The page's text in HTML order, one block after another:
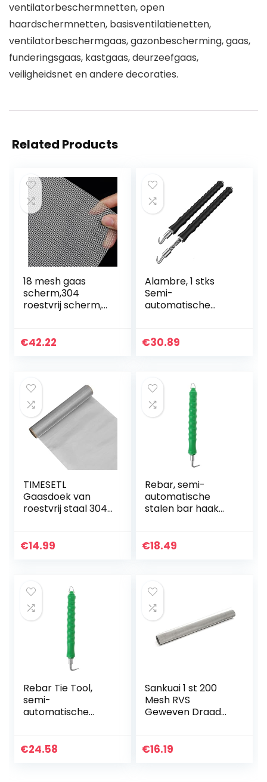
ventilatorbeschermnetten, open
haardschermnetten, basisventilatienetten,
ventilatorbeschermgaas, gazonbescherming, gaas,
funderingsgaas, kastgaas, deurzeefgaas,
veiligheidsnet en andere decoraties.
Related Products
18 mesh gaas
scherm,304
roestvrij scherm,
gaas,anti muis
€42.22
Alambre, 1 stks
Semi-
automatische
Draad Knotting
€30.89
TIMESETL
Gaasdoek van
roestvrij staal 304,
filterdoek,
€14.99
Rebar, semi-
automatische
stalen bar haak
wikkelgereedscha
€18.49
Rebar Tie Tool,
semi-
automatische
bouwplaats
€24.58
Sankuai 1 st 200
Mesh RVS
Geweven Draad
Fijn Filter 30 * 60
€16.19